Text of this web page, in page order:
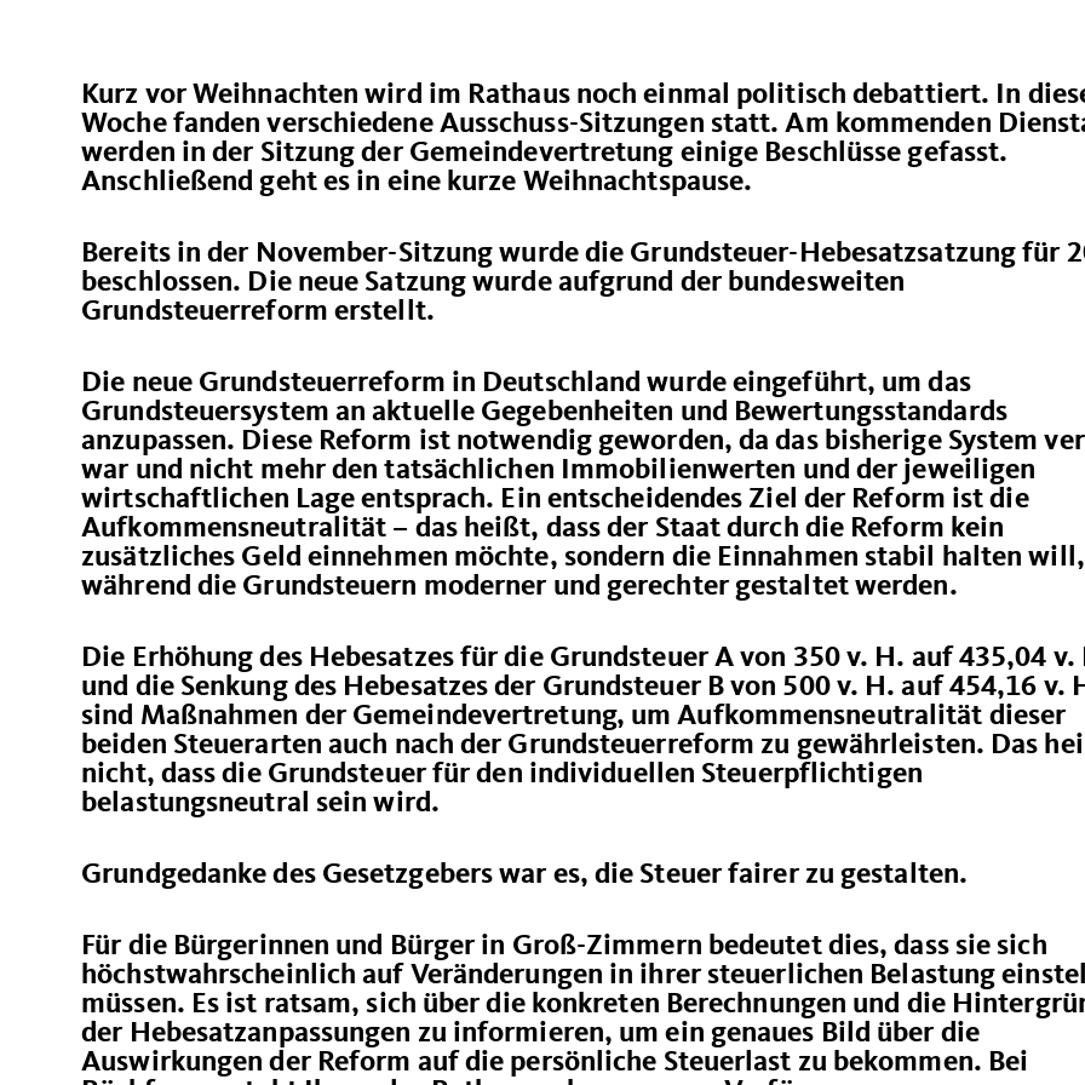
Kurz vor Weihnachten wird im Rathaus noch einmal politisch debattiert. In
Woche fanden verschiedene Ausschuss-Sitzungen statt. Am kommenden
werden in der Sitzung der Gemeindevertretung einige Beschlüsse gefasst.
Anschließend geht es in eine kurze Weihnachtspause.
Bereits in der November-Sitzung wurde die Grundsteuer-Hebesatzsatzung für
beschlossen. Die neue Satzung wurde aufgrund der bundesweiten
Grundsteuerreform erstellt.
Die neue Grundsteuerreform in Deutschland wurde eingeführt, um das
Grundsteuersystem an aktuelle Gegebenheiten und Bewertungsstandards
anzupassen. Diese Reform ist notwendig geworden, da das bisherige System
war und nicht mehr den tatsächlichen Immobilienwerten und der jeweiligen
wirtschaftlichen Lage entsprach. Ein entscheidendes Ziel der Reform ist die
Aufkommensneutralität – das heißt, dass der Staat durch die Reform kein
zusätzliches Geld einnehmen möchte, sondern die Einnahmen stabil halten will,
während die Grundsteuern moderner und gerechter gestaltet werden.
Die Erhöhung des Hebesatzes für die Grundsteuer A von 350 v. H. auf 435,04 v.
und die Senkung des Hebesatzes der Grundsteuer B von 500 v. H. auf 454,16 v.
sind Maßnahmen der Gemeindevertretung, um Aufkommensneutralität dieser
beiden Steuerarten auch nach der Grundsteuerreform zu gewährleisten. Das
nicht, dass die Grundsteuer für den individuellen Steuerpflichtigen
belastungsneutral sein wird.
Grundgedanke des Gesetzgebers war es, die Steuer fairer zu gestalten.
Für die Bürgerinnen und Bürger in Groß-Zimmern bedeutet dies, dass sie sich
höchstwahrscheinlich auf Veränderungen in ihrer steuerlichen Belastung
müssen. Es ist ratsam, sich über die konkreten Berechnungen und die
der Hebesatzanpassungen zu informieren, um ein genaues Bild über die
Auswirkungen der Reform auf die persönliche Steuerlast zu bekommen. Bei